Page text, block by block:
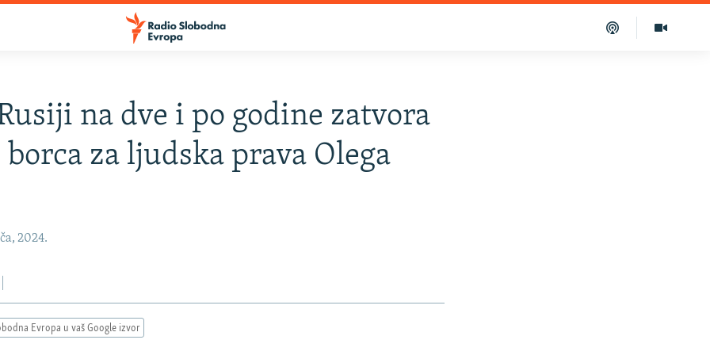
na dve i po godine zatvora
za ljudska prava Olega
2024.
Evropa u vaš Google izvor